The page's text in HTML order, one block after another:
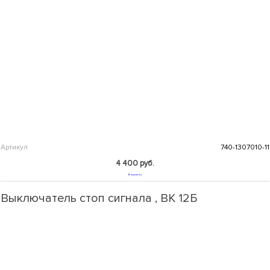
Артикул 740-1307010-11
4 400 руб.
В корзину
Выключатель стоп сигнала , ВК 12Б